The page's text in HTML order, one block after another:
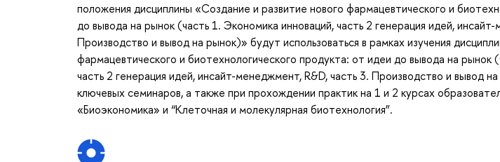
положения дисциплины «Создание и развитие нового фармацевтического и
до вывода на рынок (часть 1. Экономика инноваций, часть 2 генерация идей,
Производство и вывод на рынок)» будут использоваться в рамках изучения
фармацевтического и биотехнологического продукта: от идеи до вывода на рынок
часть 2 генерация идей, инсайт-менеджмент, R&D, часть 3. Производство и вывод
ключевых семинаров, а также при прохождении практик на 1 и 2 курсах
«Биоэкономика» и “Клеточная и молекулярная биотехнология”.